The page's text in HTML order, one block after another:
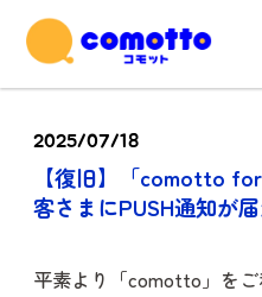
2025/07/18
【復旧】「comotto
客さまにPUSH通知が
平素より「comotto」を